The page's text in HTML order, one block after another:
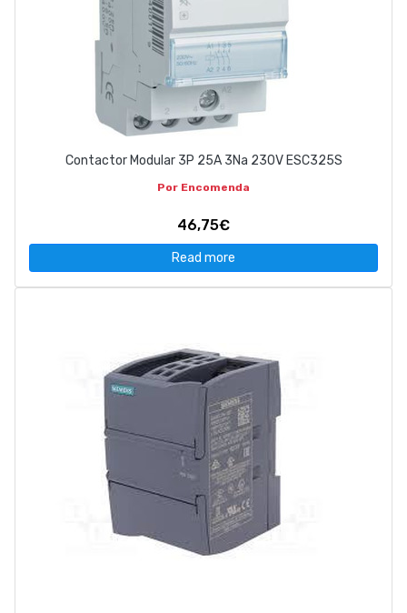
Contactor Modular 3P 25A 3Na 230V ESC325S
Por Encomenda
46,75€
Read more